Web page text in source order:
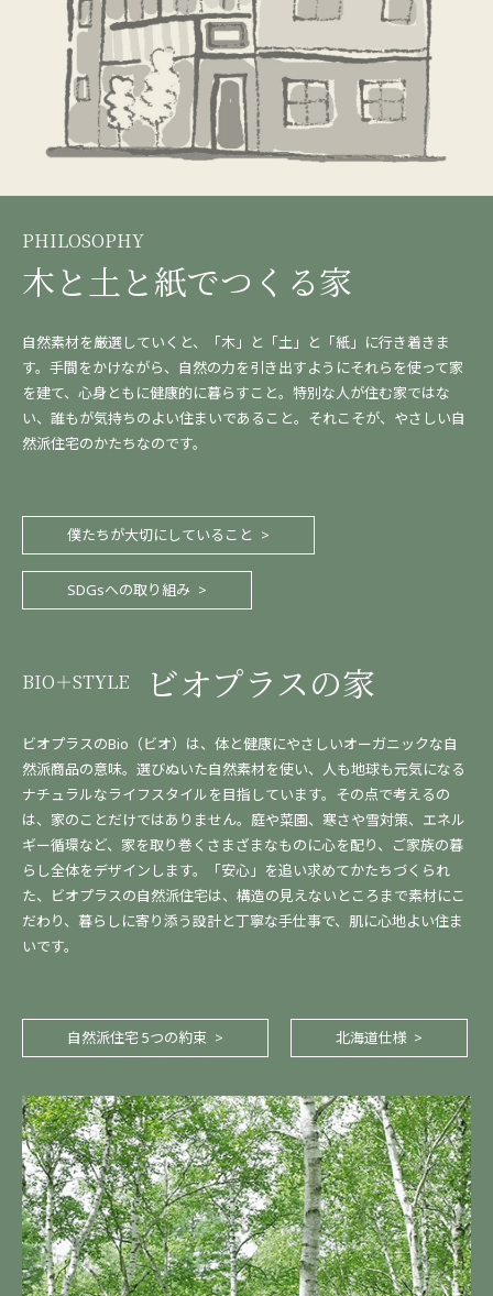
PHILOSOPHY
木と土と紙でつくる家
自然素材を厳選していくと、「木」と「土」と「紙」に行き着きま
す。手間をかけながら、自然の力を引き出すようにそれらを使って家
を建て、心身ともに健康的に暮らすこと。特別な人が住む家ではな
い、誰もが気持ちのよい住まいであること。それこそが、やさしい自
然派住宅のかたちなのです。
僕たちが大切にしていること
SDGsへの取り組み
BIO＋STYLE ビオプラスの家
ビオプラスのBio（ビオ）は、体と健康にやさしいオーガニックな自
然派商品の意味。選びぬいた自然素材を使い、人も地球も元気になる
ナチュラルなライフスタイルを目指しています。その点で考えるの
は、家のことだけではありません。庭や菜園、寒さや雪対策、エネル
ギー循環など、家を取り巻くさまざまなものに心を配り、ご家族の暮
らし全体をデザインします。「安心」を追い求めてかたちづくられ
た、ビオプラスの自然派住宅は、構造の見えないところまで素材にこ
だわり、暮らしに寄り添う設計と丁寧な手仕事で、肌に心地よい住ま
いです。
自然派住宅 5つの約束 北海道仕様